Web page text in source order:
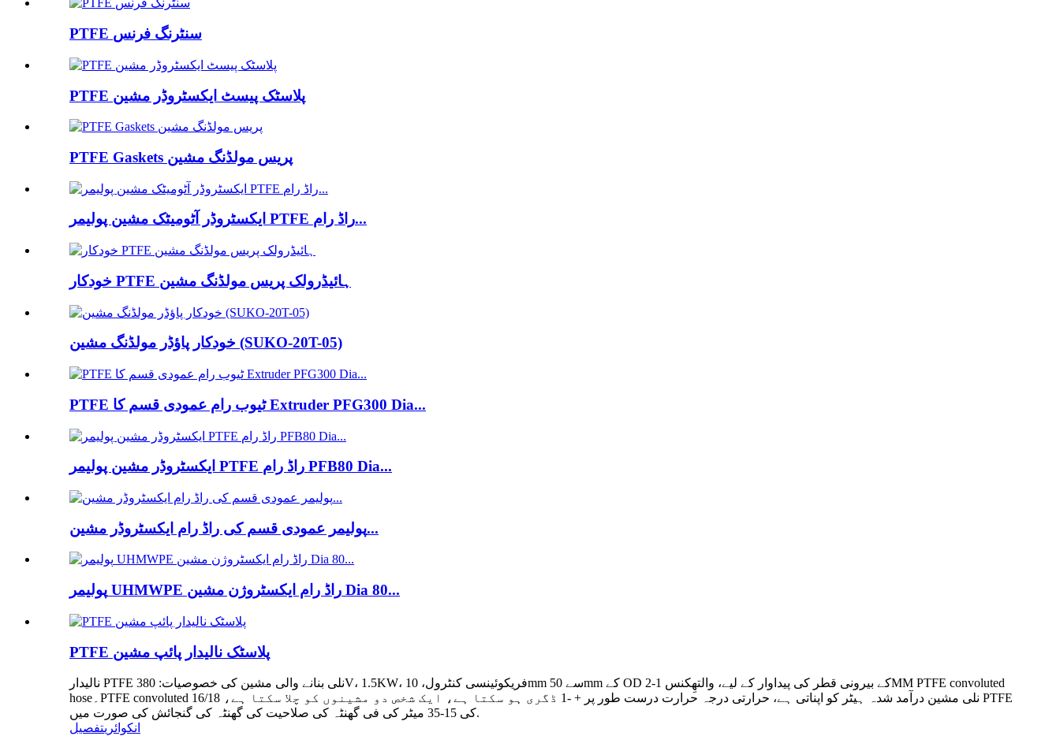
PTFE سنٹرنگ فرنس
PTFE پلاسٹک پیسٹ ایکسٹروڈر مشین
PTFE Gaskets پریس مولڈنگ مشین
ایکسٹروڈر آٹومیٹک مشین پولیمر PTFE راڈ رام...
خودکار PTFE ہائیڈرولک پریس مولڈنگ مشین
خودکار پاؤڈر مولڈنگ مشین (SUKO-20T-05)
PTFE ٹیوب رام عمودی قسم کا Extruder PFG300 Dia...
ایکسٹروڈر مشین پولیمر PTFE راڈ رام PFB80 Dia...
پولیمر عمودی قسم کی راڈ رام ایکسٹروڈر مشین...
پولیمر UHMWPE راڈ رام ایکسٹروژن مشین Dia 80...
PTFE پلاسٹک نالیدار پائپ مشین
نالیدار PTFE نلی بنانے والی مشین کی خصوصیات: 380V، 1.5KW، فریکوئینسی کنٹرول، 10mm سے 50mm کے OD کے بیرونی قطر کی پیداوار کے لیے، والتھِکنس 1-2MM PTFE convoluted
hose۔PTFE convoluted نلی مشین درآمد شدہ ہیٹر کو اپناتی ہے، حرارتی درجہ حرارت درست طور پر + -1 ڈگری ہو سکتا ہے، ایک شخص دو مشینوں کو چلا سکتا ہے، 16/18 PTFE
کی 15-35 میٹر کی فی گھنٹہ کی صلاحیت کی گھنٹہ کی گنجائش کی صورت میں.
انکوائریتفصیل